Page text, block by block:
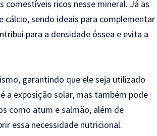
comestíveis ricos nesse mineral. Já as
sendo ideais para complementar
para a densidade óssea e evita a
garantindo que ele seja utilizado
a exposição solar, mas também pode
como atum e salmão, além de
essa necessidade nutricional.